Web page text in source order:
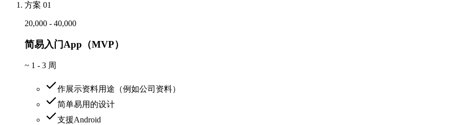
方案 01
20,000 - 40,000
简易入门App（MVP）
~ 1 - 3 周
作展示资料用途（例如公司资料）
简单易用的设计
支援Android